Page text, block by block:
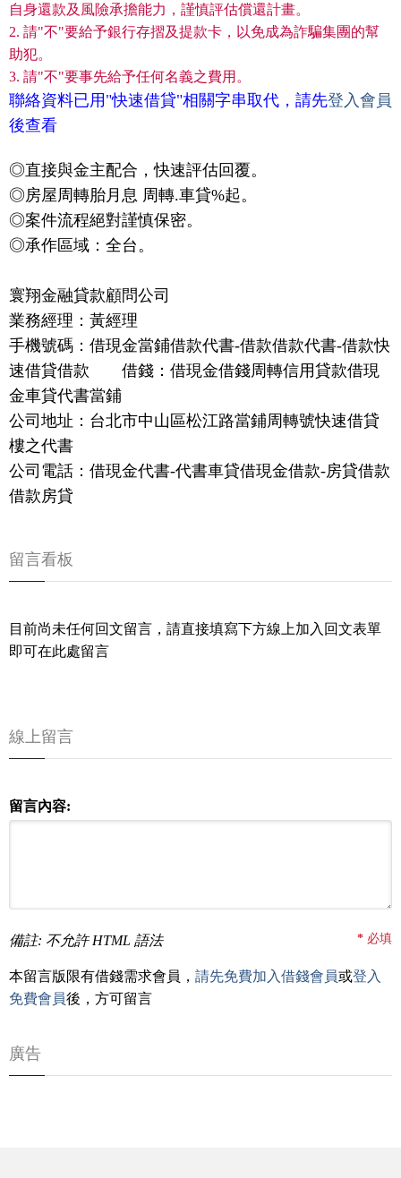
自身還款及風險承擔能力，謹慎評估償還計畫。
2. 請"不"要給予銀行存摺及提款卡，以免成為詐騙集團的幫
助犯。
3. 請"不"要事先給予任何名義之費用。
聯絡資料已用"快速借貸"相關字串取代，請先登入會員
後查看
◎直接與金主配合，快速評估回覆。
◎房屋周轉胎月息 周轉.車貸%起。
◎案件流程絕對謹慎保密。
◎承作區域：全台。
寰翔金融貸款顧問公司
業務經理：黃經理
手機號碼：借現金當鋪借款代書-借款借款代書-借款快
速借貸借款 借錢：借現金借錢周轉信用貸款借現
金車貸代書當鋪
公司地址：台北市中山區松江路當鋪周轉號快速借貸
樓之代書
公司電話：借現金代書-代書車貸借現金借款-房貸借款
借款房貸
留言看板
目前尚未任何回文留言，請直接填寫下方線上加入回文表單
即可在此處留言
線上留言
留言內容:
備註: 不允許 HTML 語法 * 必填
本留言版限有借錢需求會員， 請先免費加入借錢會員或登入
免費會員後，方可留言
廣告